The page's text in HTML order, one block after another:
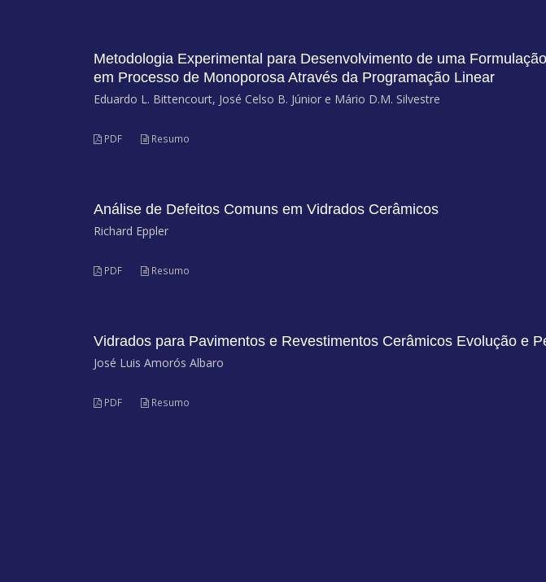
Metodologia Experimental para Desenvolvimento de uma
em Processo de Monoporosa Através da Programação Linear
Eduardo L. Bittencourt, José Celso B. Júnior e Mário D.M. Silvestre
PDF Resumo
Análise de Defeitos Comuns em Vidrados Cerâmicos
Richard Eppler
PDF Resumo
Vidrados para Pavimentos e Revestimentos Cerâmicos Evolução e
José Luis Amorós Albaro
PDF Resumo